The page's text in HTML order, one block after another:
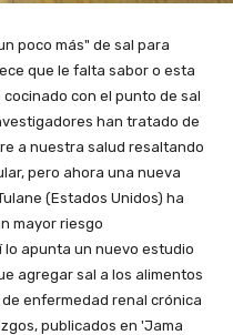
poco más" de sal para
que le falta sabor o esta
con el punto de sal
han tratado de
a nuestra salud resaltando
pero ahora una nueva
(Estados Unidos) ha
mayor riesgo
lo apunta un nuevo estudio
agregar sal a los alimentos
enfermedad renal crónica
publicados en 'Jama